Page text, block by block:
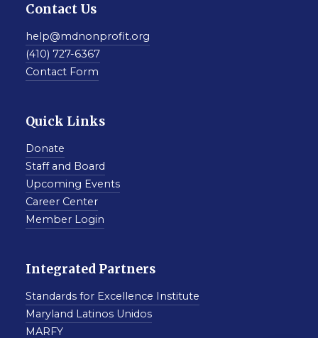
Contact Us
help@mdnonprofit.org
(410) 727-6367
Contact Form
Quick Links
Donate
Staff and Board
Upcoming Events
Career Center
Member Login
Integrated Partners
Standards for Excellence Institute
Maryland Latinos Unidos
MARFY